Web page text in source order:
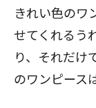
きれい色のワ
せてくれるう
り、それだけ
のワンピース